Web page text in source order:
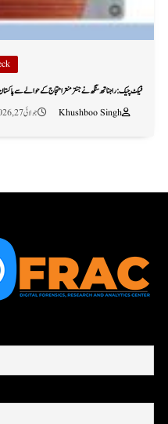
فیکٹ چیک: راجناتھ سنگھ نے جنتر منتر احتجاج کے حوالے سے
Khushboo Singh
جولائی 27, 2026